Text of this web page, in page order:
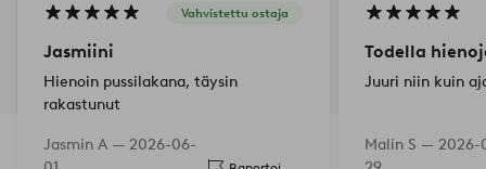
Vahvistettu ostaja
Jasmiini
Hienoin pussilakana, täysin
rakastunut
Jasmin A — 2026-06-
Todella
Juuri niin kuin
Malin S — 2026-